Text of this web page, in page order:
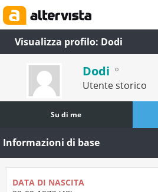
Visualizza profilo: Dodi
Dodi
Utente storico
Su di me
Informazioni di base
DATA DI NASCITA